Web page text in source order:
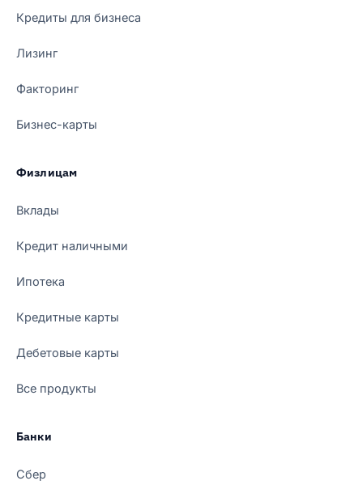
Кредиты для бизнеса
Лизинг
Факторинг
Бизнес-карты
Физлицам
Вклады
Кредит наличными
Ипотека
Кредитные карты
Дебетовые карты
Все продукты
Банки
Сбер